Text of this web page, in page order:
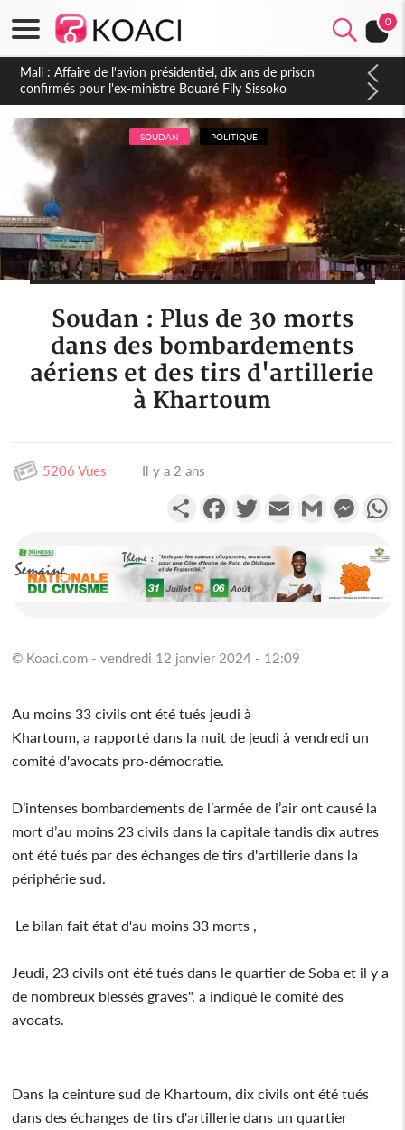
0
Nigeria : Le Togo et le Cameroun principaux acheteurs des
produits de la raffinerie Dangote en juillet
SOUDAN POLITIQUE
Soudan : Plus de 30 morts
dans des bombardements
aériens et des tirs d'artillerie
à Khartoum
5206 Vues Il y a 2 ans
PartagerFacebookTwitterEmail Gmail
© Koaci.com - vendredi 12 janvier 2024 - 12:09
Au moins 33 civils ont été tués jeudi à
Khartoum, a rapporté dans la nuit de jeudi à vendredi un
comité d'avocats pro-démocratie.
D’intenses bombardements de l’armée de l’air ont causé la
mort d’au moins 23 civils dans la capitale tandis dix autres
ont été tués par des échanges de tirs d'artillerie dans la
périphérie sud.
Le bilan fait état d'au moins 33 morts ,
Jeudi, 23 civils ont été tués dans le quartier de Soba et il y a
de nombreux blessés graves", a indiqué le comité des
avocats.
Dans la ceinture sud de Khartoum, dix civils ont été tués
dans des échanges de tirs d'artillerie dans un quartier